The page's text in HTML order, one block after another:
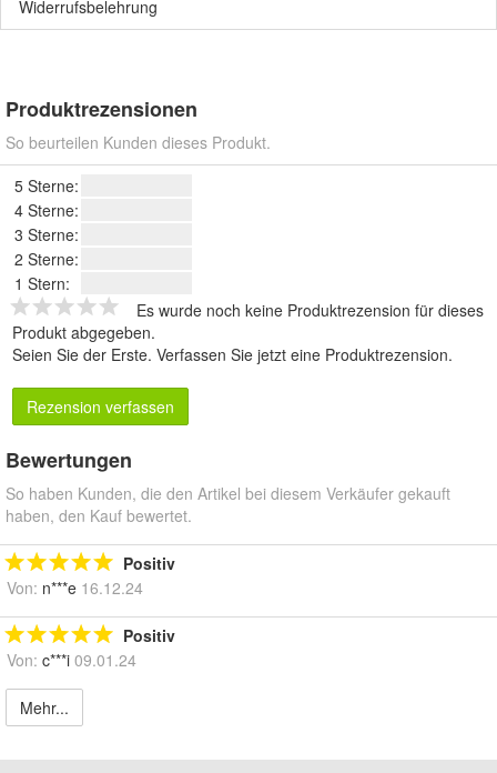
Widerrufsbelehrung
Produktrezensionen
So beurteilen Kunden dieses Produkt.
5 Sterne:
4 Sterne:
3 Sterne:
2 Sterne:
1 Stern:
Es wurde noch keine Produktrezension für dieses
Produkt abgegeben.
Seien Sie der Erste. Verfassen Sie jetzt eine Produktrezension.
Rezension verfassen
Bewertungen
So haben Kunden, die den Artikel bei diesem Verkäufer gekauft
haben, den Kauf bewertet.
Positiv
Von: n***e 16.12.24
Positiv
Von: c***i 09.01.24
Mehr...